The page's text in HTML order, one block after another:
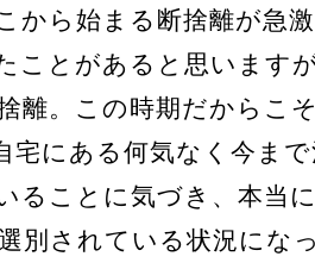
から始まる断捨離が急
ことがあると思います
離。この時期だからこ
宅にある何気なく今ま
ることに気づき、本当
別されている状況にな